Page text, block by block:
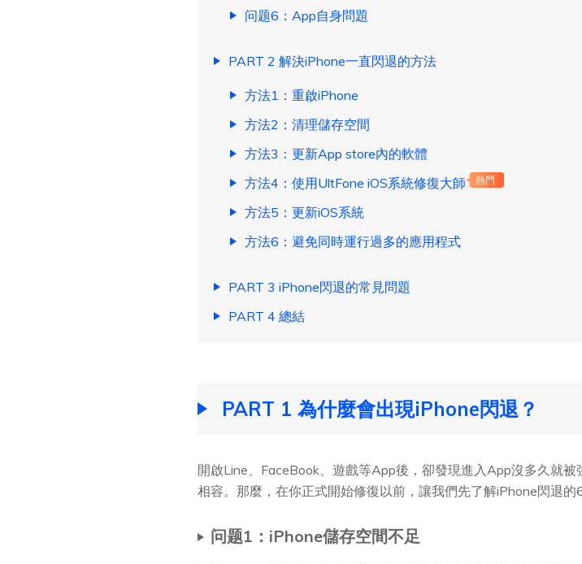
问题6：App自身問題
PART 2 解決iPhone一直閃退的方法
方法1：重啟iPhone
方法2：清理儲存空間
方法3：更新App store內的軟體
方法4：使用UltFone iOS系統修復大師
熱門
方法5：更新iOS系統
方法6：避免同時運行過多的應用程式
PART 3 iPhone閃退的常見問題
PART 4 總結
PART 1 為什麼會出現iPhone閃退？
開啟Line、FaceBook、遊戲等App後，卻發現進入App沒多久就
相容。那麼，在你正式開始修復以前，讓我們先了解iPhone閃退的
问题1：iPhone儲存空間不足